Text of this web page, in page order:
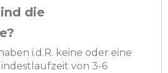
die
i.d.R. keine oder eine
von 3-6